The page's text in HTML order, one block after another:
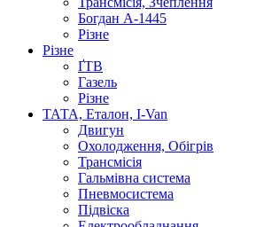
Богдан А-1445
Різне
Різне
ҐТВ
Газель
Різне
ТАТА, Еталон, I-Van
Двигун
Охолодження, Обігрів
Трансмісія
Гальмівна система
Пневмосистема
Підвіска